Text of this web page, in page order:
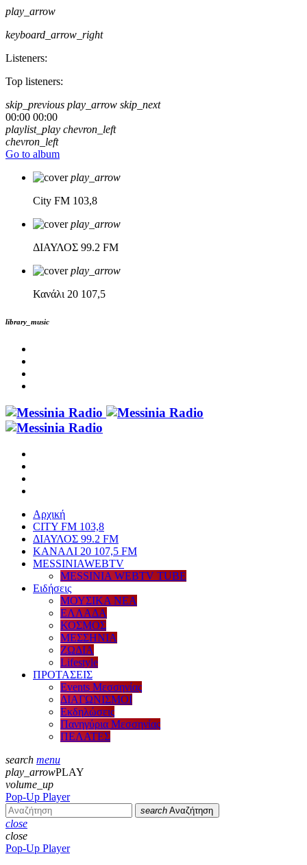
play_arrow
keyboard_arrow_right
Listeners:
Top listeners:
skip_previous play_arrow skip_next
00:00 00:00
playlist_play chevron_left
chevron_left
Go to album
play_arrow
City FM 103,8
play_arrow
ΔΙΑΥΛΟΣ 99.2 FM
play_arrow
Κανάλι 20 107,5
library_music
Αρχική
CITY FM 103,8
ΔΙΑΥΛΟΣ 99.2 FM
ΚΑΝΑΛΙ 20 107,5 FM
MESSINIAWEBTV
MESSINIA WEBTV TUBE
Eιδήσεις
ΜΟΥΣΙΚΑ ΝΕΑ
ΕΛΛΑΔΑ
ΚΟΣΜΟΣ
ΜΕΣΣΗΝΙΑ
ΖΩΔΙΑ
Lifestyle
ΠΡΟΤΑΣΕΙΣ
Events Μεσσηνίας
ΔΙΑΓΩΝΙΣΜΟΙ
Εκδηλώσεις
Πανηγύρια Μεσσηνίας
ΠΕΛΑΤΕΣ
search menu
play_arrowPLAY
volume_up
Pop-Up Player
search Αναζήτηση
close
close
Pop-Up Player